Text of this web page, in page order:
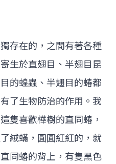
存在的，之間有著各種
生於直翅目、半翅目昆
的蝗蟲、半翅目的蝽都
了生物防治的作用。我
隻喜歡樺樹的直同蝽，
絨蟎，圓圓紅紅的，就
同蝽的背上，有隻黑色